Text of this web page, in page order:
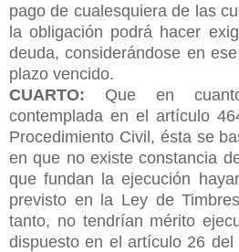
pago de cualesquiera de las
la obligación podrá hacer
deuda, considerándose en
plazo vencido.
CUARTO: Que en
contemplada en el artículo
Procedimiento Civil, ésta se
en que no existe constancia
que fundan la ejecución
previsto en la Ley de
tanto, no tendrían mérito
dispuesto en el artículo 26